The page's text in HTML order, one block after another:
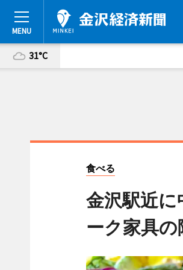
31°C
食べる
金沢駅近
ーク家具の